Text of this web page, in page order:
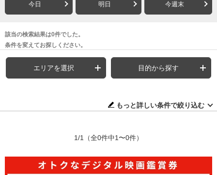
今日 明日 今週末
該当の検索結果は0件でした。
条件を変えてお探しください。
エリアを選択 目的から探す
もっと詳しい条件で絞り込む
1/1 （全0件中1〜0件）